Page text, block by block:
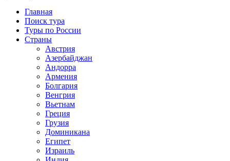
Главная
Поиск тура
Туры по России
Страны
Австрия
Азербайджан
Андорра
Армения
Болгария
Венгрия
Вьетнам
Греция
Грузия
Доминикана
Египет
Израиль